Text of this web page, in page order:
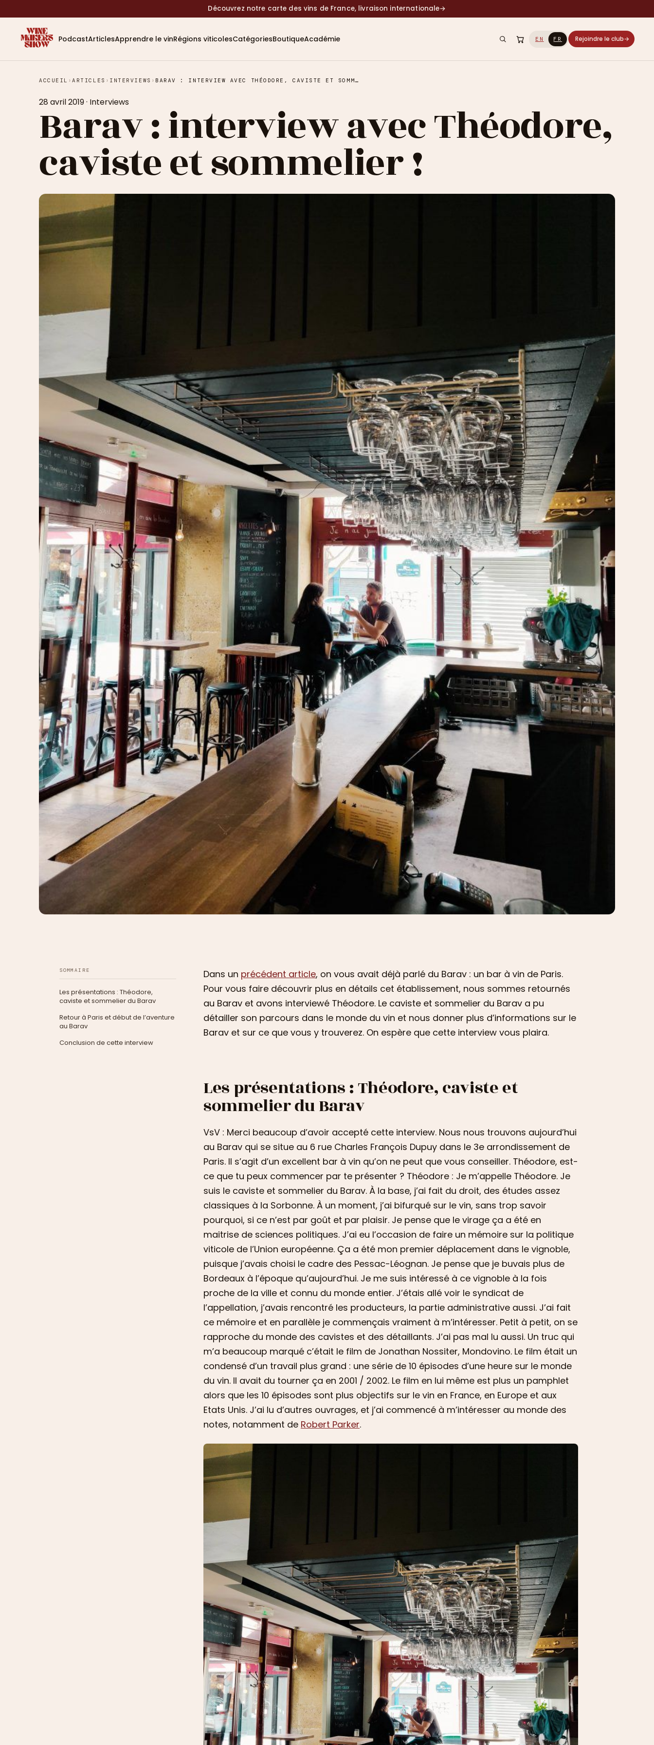
Découvrez notre carte des vins de France, livraison internationale→
PodcastArticlesApprendre le vinRégions viticolesCatégoriesBoutiqueAcadémie EN FR Rejoindre le club→
ACCUEIL ›ARTICLES › INTERVIEWS › BARAV : INTERVIEW AVEC THÉODORE, CAVISTE ET SOMMELIER !
28 avril 2019· Interviews
Barav : interview avec Théodore,
caviste et sommelier !
SOMMAIRE
Les présentations : Théodore,
caviste et sommelier du Barav
Retour à Paris et début de l’aventure
au Barav
Conclusion de cette interview
Dans un précédent article, on vous avait déjà parlé du Barav : un bar à vin de Paris.
Pour vous faire découvrir plus en détails cet établissement, nous sommes retournés
au Barav et avons interviewé Théodore. Le caviste et sommelier du Barav a pu
détailler son parcours dans le monde du vin et nous donner plus d’informations sur le
Barav et sur ce que vous y trouverez. On espère que cette interview vous plaira.
Les présentations : Théodore, caviste et
sommelier du Barav
VsV : Merci beaucoup d’avoir accepté cette interview. Nous nous trouvons aujourd’hui
au Barav qui se situe au 6 rue Charles François Dupuy dans le 3e arrondissement de
Paris. Il s’agit d’un excellent bar à vin qu’on ne peut que vous conseiller. Théodore, est-
ce que tu peux commencer par te présenter ? Théodore : Je m’appelle Théodore. Je
suis le caviste et sommelier du Barav. À la base, j’ai fait du droit, des études assez
classiques à la Sorbonne. À un moment, j’ai bifurqué sur le vin, sans trop savoir
pourquoi, si ce n’est par goût et par plaisir. Je pense que le virage ça a été en
maitrise de sciences politiques. J’ai eu l’occasion de faire un mémoire sur la politique
viticole de l’Union européenne. Ça a été mon premier déplacement dans le vignoble,
puisque j’avais choisi le cadre des Pessac-Léognan. Je pense que je buvais plus de
Bordeaux à l’époque qu’aujourd’hui. Je me suis intéressé à ce vignoble à la fois
proche de la ville et connu du monde entier. J’étais allé voir le syndicat de
l’appellation, j’avais rencontré les producteurs, la partie administrative aussi. J’ai fait
ce mémoire et en parallèle je commençais vraiment à m’intéresser. Petit à petit, on se
rapproche du monde des cavistes et des détaillants. J’ai pas mal lu aussi. Un truc qui
m’a beaucoup marqué c’était le film de Jonathan Nossiter, Mondovino. Le film était un
condensé d’un travail plus grand : une série de 10 épisodes d’une heure sur le monde
du vin. Il avait du tourner ça en 2001 / 2002. Le film en lui même est plus un pamphlet
alors que les 10 épisodes sont plus objectifs sur le vin en France, en Europe et aux
Etats Unis. J’ai lu d’autres ouvrages, et j’ai commencé à m’intéresser au monde des
notes, notamment de Robert Parker.